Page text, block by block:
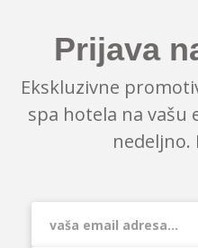
Prijava
Ekskluzivne
spa hotela na vašu
nedeljno.